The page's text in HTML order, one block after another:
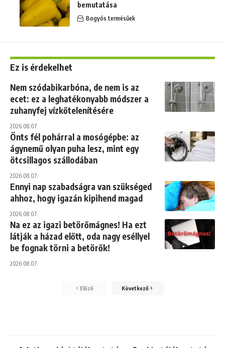
bemutatása
Bogyós termésűek
Ez is érdekelhet
Nem szódabikarbóna, de nem is az
ecet: ez a leghatékonyabb módszer a
zuhanyfej vízkőtelenítésére
2026.08.07.
Önts fél pohárral a mosógépbe: az
ágynemű olyan puha lesz, mint egy
ötcsillagos szállodában
2026.08.07.
Ennyi nap szabadságra van szükséged
ahhoz, hogy igazán kipihend magad
2026.08.07.
Na ez az igazi betörőmágnes! Ha ezt
látják a házad előtt, oda nagy eséllyel
be fognak törni a betörők!
2026.08.07.
Előző Következő